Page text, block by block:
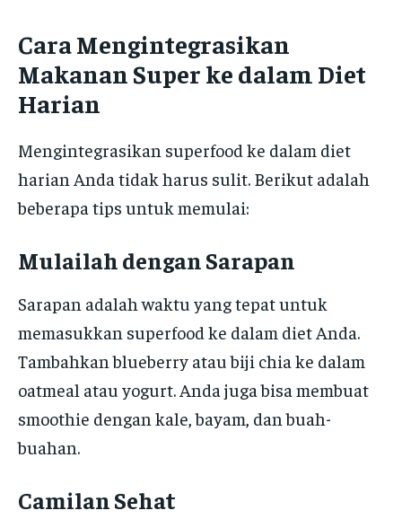
Cara Mengintegrasikan
Makanan Super ke dalam Diet
Harian
Mengintegrasikan superfood ke dalam diet
harian Anda tidak harus sulit. Berikut adalah
beberapa tips untuk memulai:
Mulailah dengan Sarapan
Sarapan adalah waktu yang tepat untuk
memasukkan superfood ke dalam diet Anda.
Tambahkan blueberry atau biji chia ke dalam
oatmeal atau yogurt. Anda juga bisa membuat
smoothie dengan kale, bayam, dan buah-
buahan.
Camilan Sehat